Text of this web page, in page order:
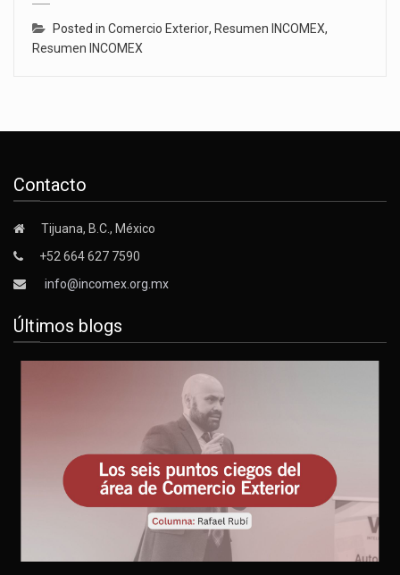
Posted in Comercio Exterior, Resumen INCOMEX,
Resumen INCOMEX
Contacto
Tijuana, B.C., México
+52 664 627 7590
info@incomex.org.mx
Últimos blogs